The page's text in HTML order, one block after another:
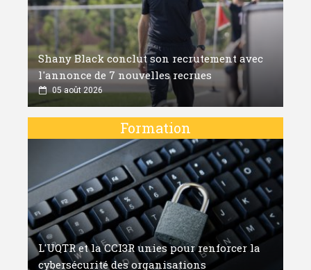
Shany Black conclut son recrutement avec
l'annonce de 7 nouvelles recrues
05 août 2026
Formation
L'UQTR et la CCI3R unies pour renforcer la
cybersécurité des organisations